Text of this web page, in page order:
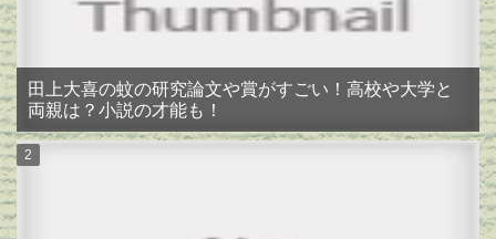
田上大喜の蚊の研究論文や賞がすごい！高校や大学と
両親は？小説の才能も！